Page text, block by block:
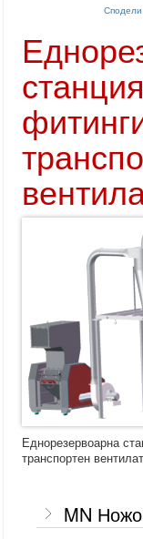
Сподели
Еднорезервоарна
транспортен
MN